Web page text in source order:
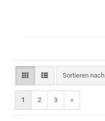
Sortieren nach
Sortieren nach
1 2 3 »